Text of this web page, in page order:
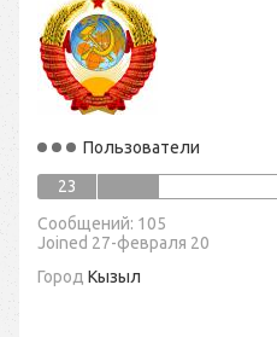
Пользователи
23
Cообщений: 105
Joined 27-февраля 20
Город Кызыл